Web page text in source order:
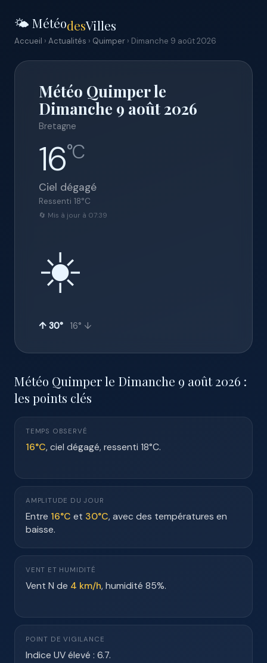
🌤️ MétéodesVilles
Accueil › Actualités › Quimper › Dimanche 9 août 2026
Météo Quimper le
Dimanche 9 août 2026
Bretagne
16°C
Ciel dégagé
Ressenti 18°C
🔄 Mis à jour à 07:39
☀️
↑ 30° 16° ↓
Météo Quimper le Dimanche 9 août 2026 :
les points clés
TEMPS OBSERVÉ
16°C, ciel dégagé, ressenti 18°C.
AMPLITUDE DU JOUR
Entre 16°C et 30°C, avec des températures en
baisse.
VENT ET HUMIDITÉ
Vent N de 4 km/h, humidité 85%.
POINT DE VIGILANCE
Indice UV élevé : 6.7.